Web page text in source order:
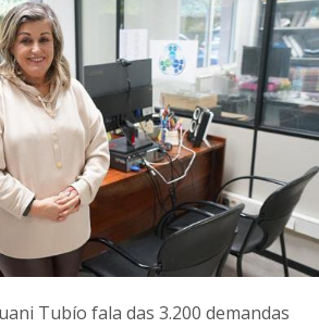
Tubío fala das 3.200 demandas